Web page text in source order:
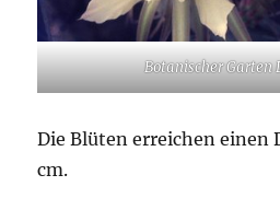
Botanischer Garten
Die Blüten erreichen einen
cm.